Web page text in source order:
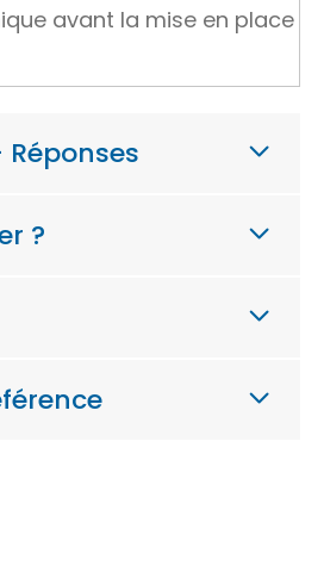
avant la mise en place
?